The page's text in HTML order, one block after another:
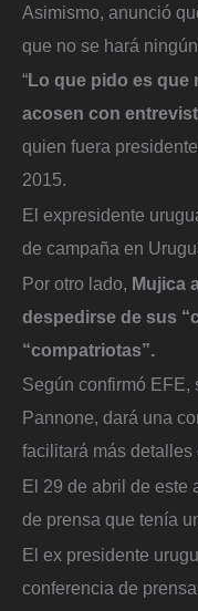
Asimismo, anunció
que no se hará
“Lo que pido es que
acosen con
quien fuera
2015.
El expresidente
de campaña en
Por otro lado, Mujica
despedirse de sus
“compatriotas”.
Según confirmó EFE,
Pannone, dará una
facilitará más
El 29 de abril de este
de prensa que tenía
El ex presidente
conferencia de prensa.